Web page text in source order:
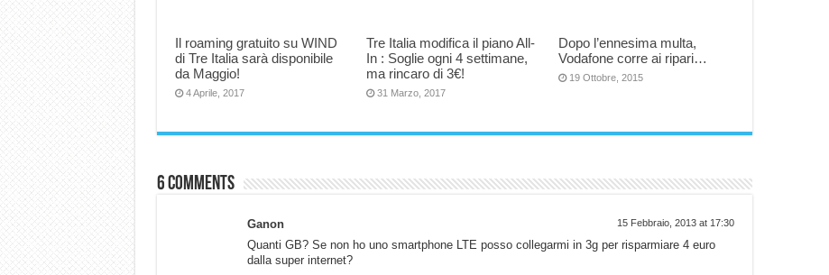
Il roaming gratuito su WIND
di Tre Italia sarà disponibile
da Maggio!
4 Aprile, 2017
Tre Italia modifica il piano All-
In : Soglie ogni 4 settimane,
ma rincaro di 3€!
31 Marzo, 2017
Dopo l’ennesima multa,
Vodafone corre ai ripari…
19 Ottobre, 2015
6 comments
Ganon 15 Febbraio, 2013 at 17:30
Quanti GB? Se non ho uno smartphone LTE posso collegarmi in 3g per risparmiare 4 euro
dalla super internet?